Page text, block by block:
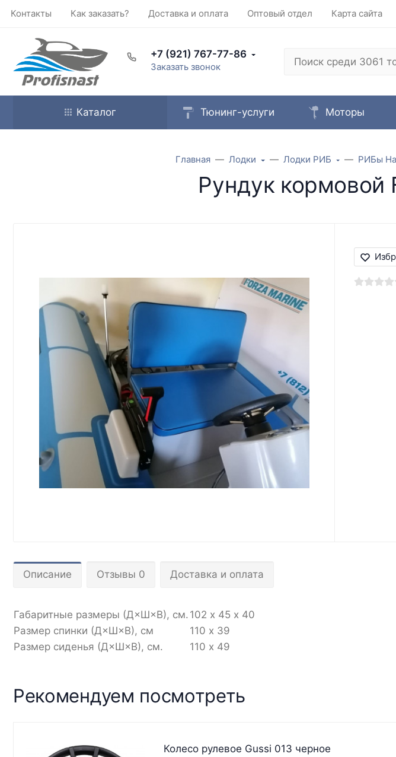
Контакты Как заказать? Доставка и оплата Оптовый отдел Карта сайта
+7 (921) 767-77-86
Заказать звонок
Каталог Тюнинг-услуги Моторы
Главная Лодки Лодки РИБ РИБы
Рундук кормовой
Описание Отзывы 0 Доставка и оплата
Габаритные размеры (Д×Ш×В), см. 102 х 45 х 40
Размер спинки (Д×Ш×В), см
110 х 39
Размер сиденья (Д×Ш×В), см.
110 х 49
Рекомендуем посмотреть
Колесо рулевое Gussi 013 черное